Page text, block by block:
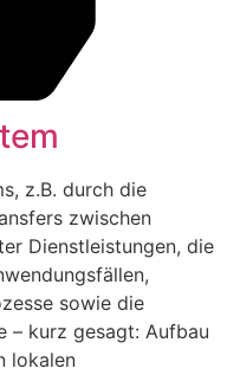
z.B. durch die
zwischen
Dienstleistungen, die
sowie die
– kurz gesagt: Aufbau
lokalen